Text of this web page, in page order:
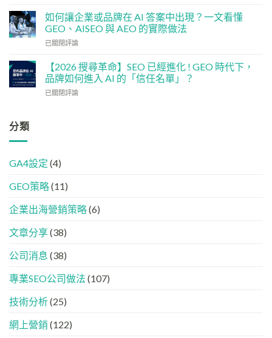
小
企
大
策
單：
如
讓
變
機
HTML
設
定
指
媒
體
如
何
GEO
(AISEO)
效
FB、
Threads、
內
分
如何讓企業或品牌在 AI 答案中出現？一文看懂
GEO、AISEO 與 AEO 的實際做法
如
企
業
或
中
現？
文
懂
GEO、
與
的
際
法
已關閉評論
【2026 搜尋革命】SEO 已經進化 ! GEO 時代下，
品牌如何進入 AI 的「信任名單」？
【2026
經
化
GEO
時
下，
牌
何
入
AI
的
「信
已關閉評論
分類
GA4設定 (4)
GEO策略(11)
企業出海營銷策略(6)
文章分享(38)
公司消息 (38)
專業SEO公司做法 (107)
技術分析(25)
網上營銷 (122)